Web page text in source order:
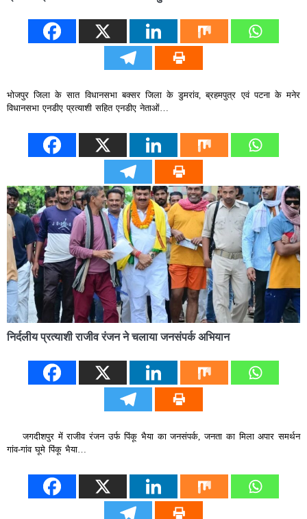
भोजपुर जिला के सात विधानसभा बक्सर जिला के डुमरांव, ब्रहमपुत्र एवं पटना के मनेर
विधानसभा एनडीए प्रत्याशी सहित एनडीए नेताओं…
निर्दलीय प्रत्याशी राजीव रंजन ने चलाया जनसंपर्क अभियान
जगदीशपुर में राजीव रंजन उर्फ पिंकू भैया का जनसंपर्क, जनता का मिला अपार समर्थन
गांव-गांव घूमे पिंकू भैया…